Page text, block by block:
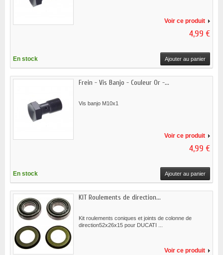
Voir ce produit
4,99 €
En stock Ajouter au panier
Frein - Vis Banjo - Couleur Or -...
Vis banjo M10x1
Voir ce produit
4,99 €
En stock Ajouter au panier
KIT Roulements de direction...
Kit roulements coniques et joints de colonne de
direction52x26x15 pour DUCATI ...
Voir ce produit